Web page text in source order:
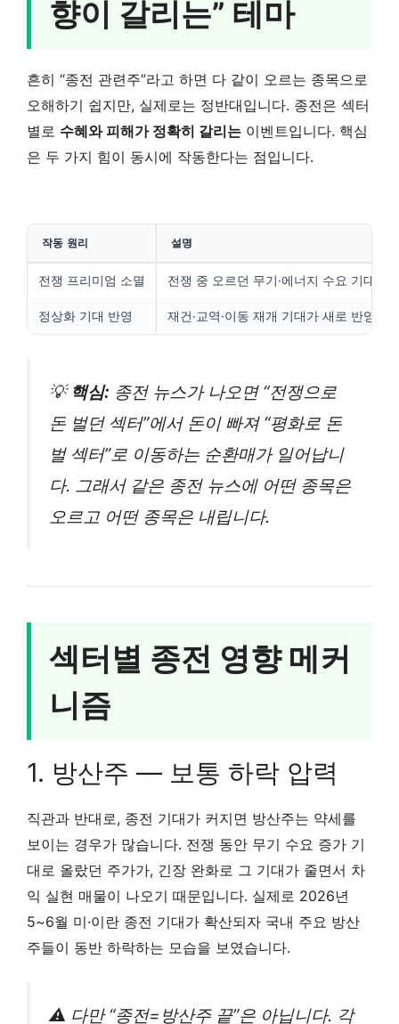
향이 갈리는” 테마
흔히 “종전 관련주”라고 하면 다 같이 오르는 종목으로
오해하기 쉽지만, 실제로는 정반대입니다. 종전은 섹터
별로 수혜와 피해가 정확히 갈리는 이벤트입니다. 핵심
은 두 가지 힘이 동시에 작동한다는 점입니다.
작동 원리 설명
전쟁 프리미엄 소멸 전쟁 중 오르던 무기·에너지 수요 기대가
정상화 기대 반영 재건·교역·이동 재개 기대가 새로 반영됨
💡 핵심: 종전 뉴스가 나오면 “전쟁으로
돈 벌던 섹터”에서 돈이 빠져 “평화로 돈
벌 섹터”로 이동하는 순환매가 일어납니
다. 그래서 같은 종전 뉴스에 어떤 종목은
오르고 어떤 종목은 내립니다.
섹터별 종전 영향 메커
니즘
1. 방산주 — 보통 하락 압력
직관과 반대로, 종전 기대가 커지면 방산주는 약세를
보이는 경우가 많습니다. 전쟁 동안 무기 수요 증가 기
대로 올랐던 주가가, 긴장 완화로 그 기대가 줄면서 차
익 실현 매물이 나오기 때문입니다. 실제로 2026년
5~6월 미·이란 종전 기대가 확산되자 국내 주요 방산
주들이 동반 하락하는 모습을 보였습니다.
⚠️ 다만 “종전=방산주 끝”은 아닙니다. 각